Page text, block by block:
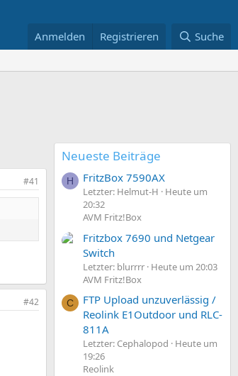
Anmelden Registrieren Suche
#41
#42
Neueste Beiträge
H FritzBox 7590AX
Letzter: Helmut-H
Heute um
20:32
AVM Fritz!Box
Fritzbox 7690 und Netgear
Switch
Letzter: blurrrr Heute um 20:03
AVM Fritz!Box
C
FTP Upload unzuverlässig /
Reolink E1Outdoor und RLC-
811A
Letzter: Cephalopod
Heute um
19:26
Reolink